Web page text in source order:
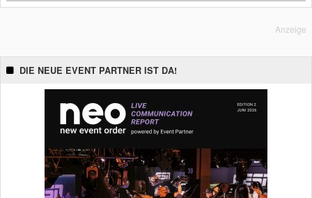
Anzeige
DIE NEUE EVENT PARTNER IST DA!